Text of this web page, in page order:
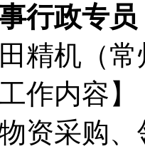
行政专员
精机（
作内容
资采购